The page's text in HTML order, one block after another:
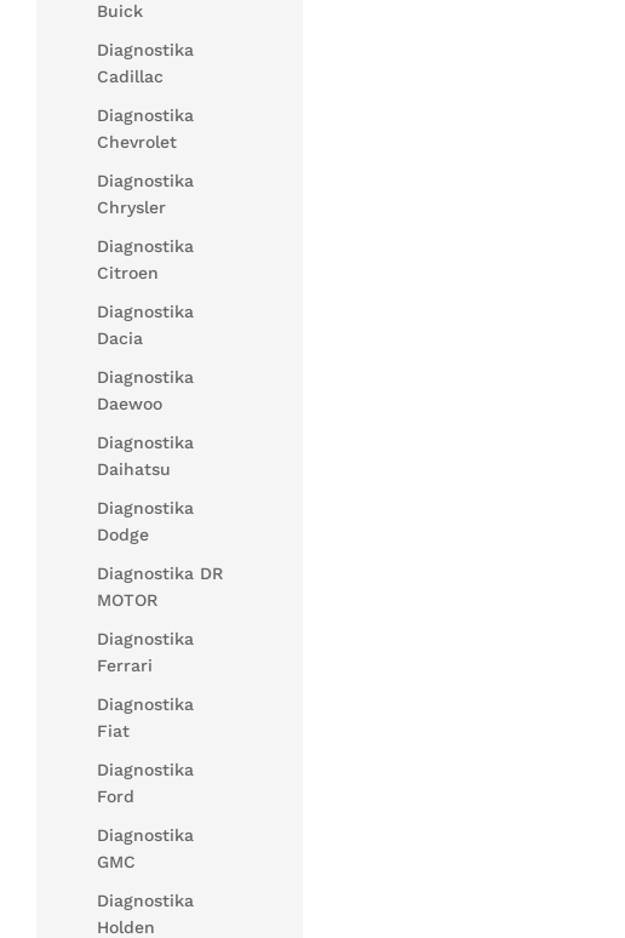
Buick
Diagnostika
Cadillac
Diagnostika
Chevrolet
Diagnostika
Chrysler
Diagnostika
Citroen
Diagnostika
Dacia
Diagnostika
Daewoo
Diagnostika
Daihatsu
Diagnostika
Dodge
Diagnostika DR
MOTOR
Diagnostika
Ferrari
Diagnostika
Fiat
Diagnostika
Ford
Diagnostika
GMC
Diagnostika
Holden